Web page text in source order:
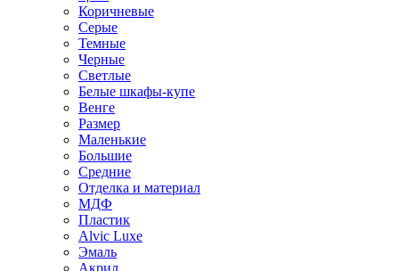
Коричневые
Серые
Темные
Черные
Светлые
Белые шкафы-купе
Венге
Размер
Маленькие
Большие
Средние
Отделка и материал
МДФ
Пластик
Alvic Luxe
Эмаль
Акрил